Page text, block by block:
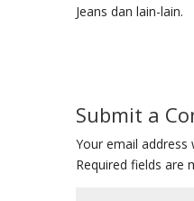
Jeans dan lain-lain.
Submit a
Your email address
Required fields are